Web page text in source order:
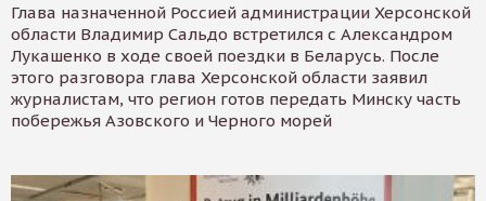
Глава назначенной Россией администрации Херсонской
области Владимир Сальдо встретился с Александром
Лукашенко в ходе своей поездки в Беларусь. После
этого разговора глава Херсонской области заявил
журналистам, что регион готов передать Минску часть
побережья Азовского и Черного морей